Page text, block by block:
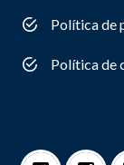
Política de
Política de